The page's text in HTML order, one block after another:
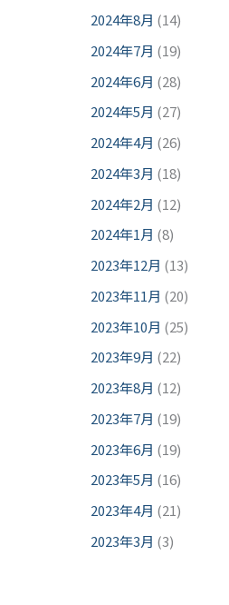
2024年8月 (14)
2024年7月 (19)
2024年6月 (28)
2024年5月 (27)
2024年4月 (26)
2024年3月 (18)
2024年2月 (12)
2024年1月 (8)
2023年12月 (13)
2023年11月 (20)
2023年10月 (25)
2023年9月 (22)
2023年8月 (12)
2023年7月 (19)
2023年6月 (19)
2023年5月 (16)
2023年4月 (21)
2023年3月 (3)